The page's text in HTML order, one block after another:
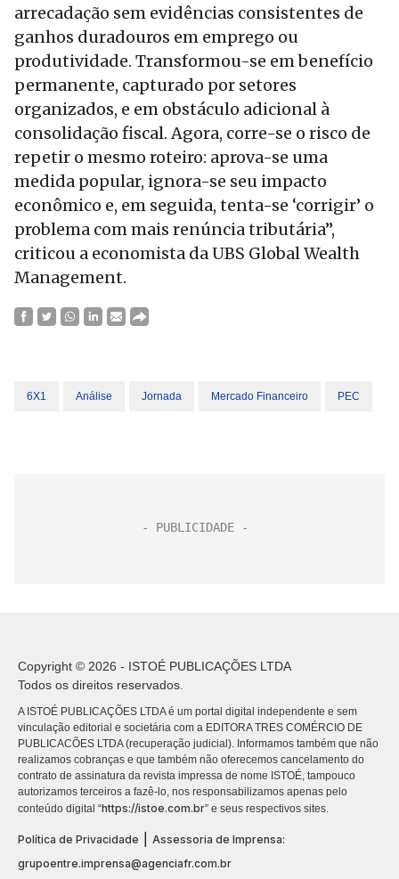
arrecadação sem evidências consistentes de
ganhos duradouros em emprego ou
produtividade. Transformou-se em benefício
permanente, capturado por setores
organizados, e em obstáculo adicional à
consolidação fiscal. Agora, corre-se o risco de
repetir o mesmo roteiro: aprova-se uma
medida popular, ignora-se seu impacto
econômico e, em seguida, tenta-se ‘corrigir’ o
problema com mais renúncia tributária”,
criticou a economista da UBS Global Wealth
Management.
6X1 Análise Jornada Mercado Financeiro PEC
Copyright © 2026 - ISTOÉ PUBLICAÇÕES LTDA
Todos os direitos reservados.
A ISTOÉ PUBLICAÇÕES LTDA é um portal digital independente e sem
vinculação editorial e societária com a EDITORA TRES COMÉRCIO DE
PUBLICACÕES LTDA (recuperação judicial). Informamos também que não
realizamos cobranças e que também não oferecemos cancelamento do
contrato de assinatura da revista impressa de nome ISTOÉ, tampouco
autorizamos terceiros a fazê-lo, nos responsabilizamos apenas pelo
conteúdo digital “https://istoe.com.br” e seus respectivos sites.
Política de Privacidade
Assessoria de Imprensa:
grupoentre.imprensa@agenciafr.com.br